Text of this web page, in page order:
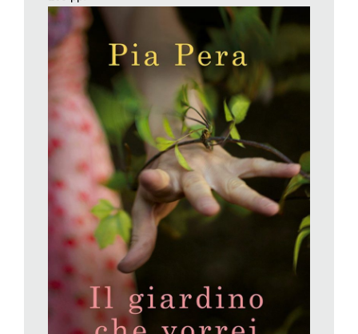
come nello judo: indebolirlo, disorientarlo, spezzarlo». La
pianura è come un foglio bianco, muto, non ha in sé l’allegria
della collina e della montagna; «parla, quando va bene, il
linguaggio dell’assolutismo più o meno illuminato, è suscettibile
alle seduzioni di geometria e simmetria». Bisogna stare attenti,
qui, a non cadere nella tentazione di linee troppo nette, di rime
semplici e baciate «che non sempre fanno poesia e si fermano
alla filastrocca».
L’ideale è giocare con i colori e con il paesaggio intorno,
cercare nella sfumatura il senso del giardino; creare come una
nebbiolina, in cui le rette si addolciscano e acquisiscano
profondità. Però serve anche un’ossatura, una sorta di muro
portante che può essere un albero, un muraglione di alloro,
qualcosa che dia struttura alla danza cromatica. La montagna
va bene per chi non ama stare troppo appresso al suo giardino
e alle sue piante, che saranno indipendenti come gatti; anche
qui, però, attenzione alla scelta dei fiori, non tutti attecchiscono